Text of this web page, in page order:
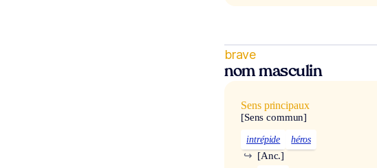
brave
nom masculin
Sens principaux
[Sens commun]
intrépide héros
[Anc.]
↪